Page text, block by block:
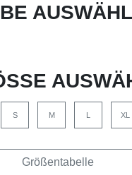
S M L XL
Größentabelle